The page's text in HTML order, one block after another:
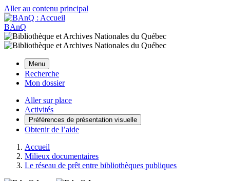
Aller au contenu principal
BAnQ
Menu
Recherche
Mon dossier
Aller sur place
Activités
Préférences de présentation visuelle
Obtenir de l’aide
Accueil
Milieux documentaires
Le réseau de prêt entre bibliothèques publiques